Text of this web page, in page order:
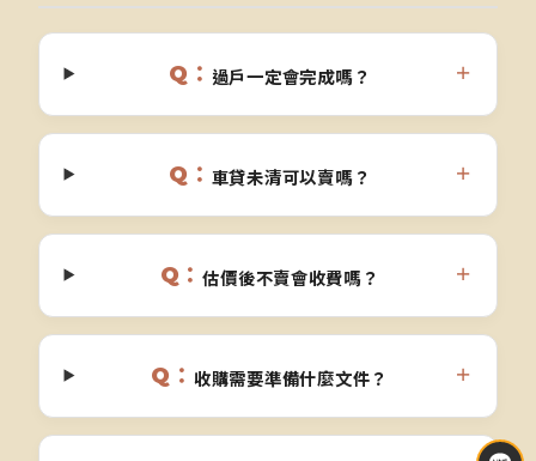
Q： 過戶一定會完成嗎？ ＋
Q： 車貸未清可以賣嗎？ ＋
Q：估價後不賣會收費嗎？ ＋
Q：收購需要準備什麼文件？ ＋